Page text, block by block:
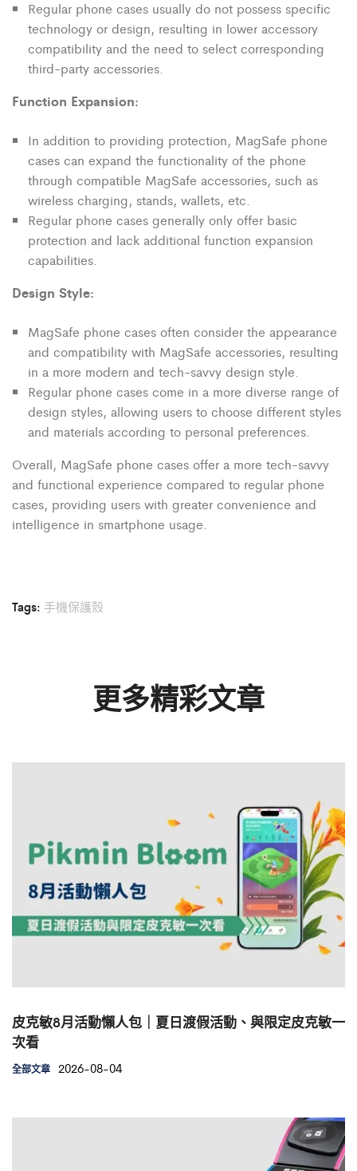
Regular phone cases usually do not possess specific
technology or design, resulting in lower accessory
compatibility and the need to select corresponding
third-party accessories.
Function Expansion:
In addition to providing protection, MagSafe phone
cases can expand the functionality of the phone
through compatible MagSafe accessories, such as
wireless charging, stands, wallets, etc.
Regular phone cases generally only offer basic
protection and lack additional function expansion
capabilities.
Design Style:
MagSafe phone cases often consider the appearance
and compatibility with MagSafe accessories, resulting
in a more modern and tech-savvy design style.
Regular phone cases come in a more diverse range of
design styles, allowing users to choose different styles
and materials according to personal preferences.
Overall, MagSafe phone cases offer a more tech-savvy
and functional experience compared to regular phone
cases, providing users with greater convenience and
intelligence in smartphone usage.
Tags: 手機保護殼
更多精彩文章
皮克敏8月活動懶人包｜夏日渡假活動、與限定皮克敏一
次看
全部文章 2026-08-04